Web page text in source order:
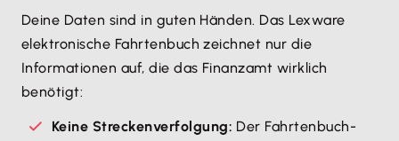
Deine Daten sind in guten Händen. Das Lexware
elektronische Fahrtenbuch zeichnet nur die
Informationen auf, die das Finanzamt wirklich
benötigt:
Keine Streckenverfolgung: Der Fahrtenbuch-